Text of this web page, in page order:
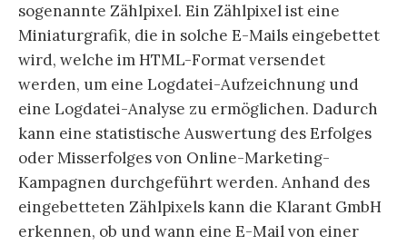
sogenannte Zählpixel. Ein Zählpixel ist eine
Miniaturgrafik, die in solche E-Mails eingebettet
wird, welche im HTML-Format versendet
werden, um eine Logdatei-Aufzeichnung und
eine Logdatei-Analyse zu ermöglichen. Dadurch
kann eine statistische Auswertung des Erfolges
oder Misserfolges von Online-Marketing-
Kampagnen durchgeführt werden. Anhand des
eingebetteten Zählpixels kann die Klarant GmbH
erkennen, ob und wann eine E-Mail von einer